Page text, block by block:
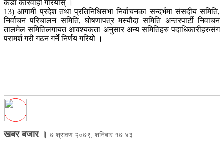
कडा कारवाही गरियोस् ।
13) आगामी प्रदेश तथा प्रतिनिधिसभा निर्वाचनका सन्दर्भमा संसदीय समिति,
निर्वाचन परिचालन समिति, घोषणापत्र मस्यौदा समिति अन्तरपार्टी निवाचन
तालमेल समितिलगायत आवश्यकता अनुसार अन्य समितिहरु पदाधिकारीहरुसंग
परामर्श गरी गठन गर्ने निर्णय गरियो ।
खबर बजार। ७ श्रावण २०७९, शनिबार १७:४३